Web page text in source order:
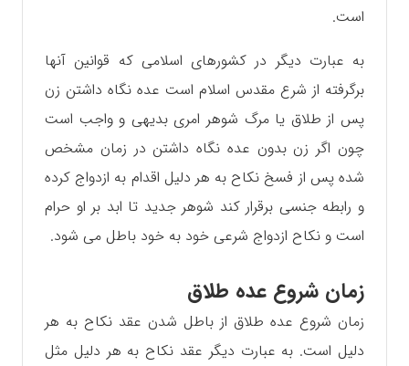
است.
به عبارت دیگر در کشورهای اسلامی که قوانین آنها
برگرفته از شرع مقدس اسلام است عده نگاه داشتن زن
پس از طلاق یا مرگ شوهر امری بدیهی و واجب است
چون اگر زن بدون عده نگاه داشتن در زمان مشخص
شده پس از فسخ نکاح به هر دلیل اقدام به ازدواج کرده
و رابطه جنسی برقرار کند شوهر جدید تا ابد بر او حرام
است و نکاح ازدواج شرعی خود به خود باطل می شود.
زمان شروع عده طلاق
زمان شروع عده طلاق از باطل شدن عقد نکاح به هر
دلیل است. به عبارت دیگر عقد نکاح به هر دلیل مثل